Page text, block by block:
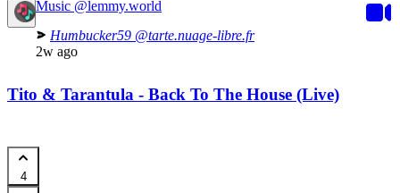
Music @lemmy.world
Humbucker59 @tarte.nuage-libre.fr
2w ago
Tito & Tarantula - Back To The House (Live)
4